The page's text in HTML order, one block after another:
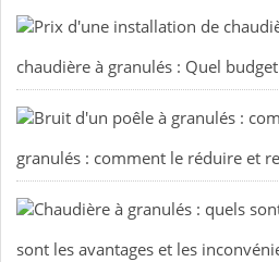
chaudière à granulés : Quel
granulés : comment le réduire et
sont les avantages et les